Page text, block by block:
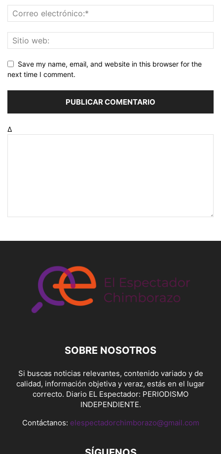
Save my name, email, and website in this browser for the
next time I comment.
Δ
SOBRE NOSOTROS
Si buscas noticias relevantes, contenido variado y de
calidad, información objetiva y veraz, estás en el lugar
correcto. Diario EL Espectador: PERIODISMO
INDEPENDIENTE.
Contáctanos: elespectadorchimborazo@gmail.com